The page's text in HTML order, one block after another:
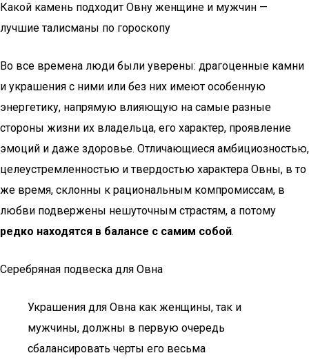
Какой камень подходит Овну женщине и мужчин —
лучшие талисманы по гороскопу
Во все времена люди были уверены: драгоценные камни
и украшения с ними или без них имеют особенную
энергетику, напрямую влияющую на самые разные
стороны жизни их владельца, его характер, проявление
эмоций и даже здоровье. Отличающиеся амбициозностью,
целеустремленностью и твердостью характера Овны, в то
же время, склонны к рациональным компромиссам, в
любви подвержены нешуточным страстям, а потому
редко находятся в балансе с самим собой.
Серебряная подвеска для Овна
Украшения для Овна как женщины, так и
мужчины, должны в первую очередь
сбалансировать черты его весьма